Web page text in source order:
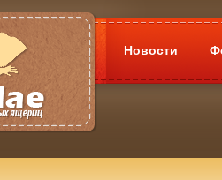
Новости